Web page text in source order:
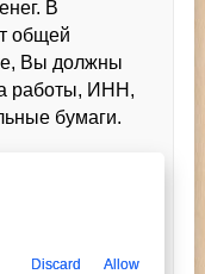
В
общей
Вы должны
работы, ИНН,
бумаги.
Discard Allow